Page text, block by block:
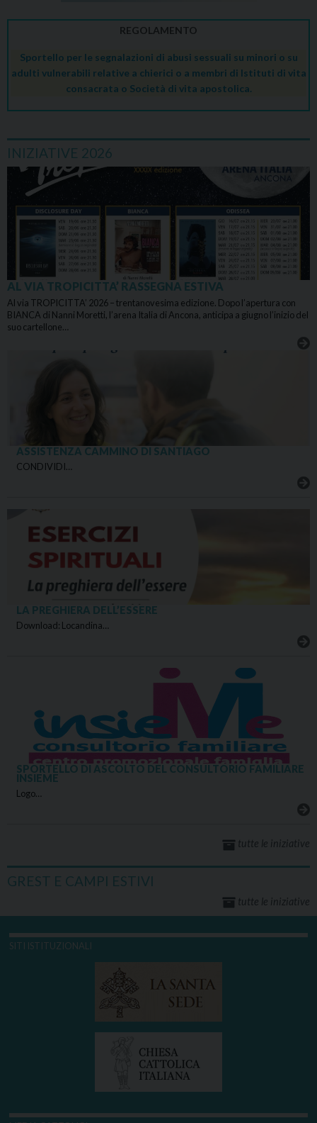
REGOLAMENTO
Sportello per le segnalazioni di abusi sessuali su minori o su
adulti vulnerabili relative a chierici o a membri di Istituti di vita
consacrata o Società di vita apostolica.
INIZIATIVE 2026
AL VIA TROPICITTA’ RASSEGNA ESTIVA
Al via TROPICITTA’ 2026 – trentanovesima edizione. Dopo l’apertura con
BIANCA di Nanni Moretti, l’arena Italia di Ancona, anticipa a giugno l’inizio del
suo cartellone…
ASSISTENZA CAMMINO DI SANTIAGO
CONDIVIDI…
LA PREGHIERA DELL’ESSERE
Download: Locandina…
SPORTELLO DI ASCOLTO DEL CONSULTORIO FAMILIARE
INSIEME
Logo…
tutte le iniziative
GREST E CAMPI ESTIVI
tutte le iniziative
SITI ISTITUZIONALI